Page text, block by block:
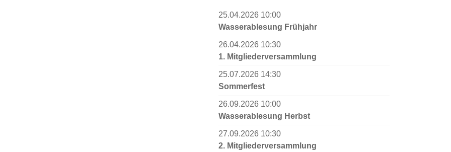
25.04.2026 10:00
Wasserablesung Frühjahr
26.04.2026 10:30
1. Mitgliederversammlung
25.07.2026 14:30
Sommerfest
26.09.2026 10:00
Wasserablesung Herbst
27.09.2026 10:30
2. Mitgliederversammlung